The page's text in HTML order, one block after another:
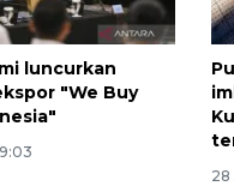
luncurkan
"We Buy
28
160 ribu
jaringan
2026-08-07